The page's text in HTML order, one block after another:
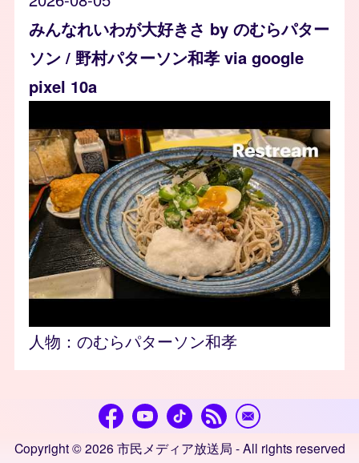
みんなれいわが大好きさ by のむらパター
ソン / 野村パターソン和孝 via google
pixel 10a
人物： のむらパターソン和孝
Copyright © 2026 市民メディア放送局 - All rights reserved